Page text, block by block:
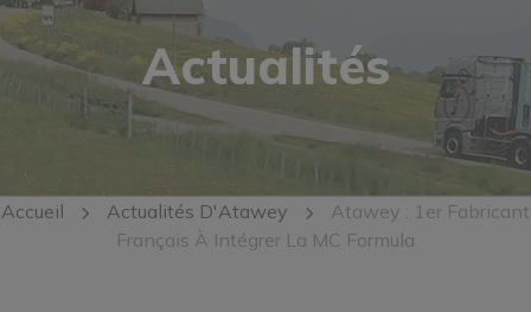
Actualités
Accueil Actualités D'Atawey
Atawey : 1er Fabricant
Français À Intégrer La MC Formula